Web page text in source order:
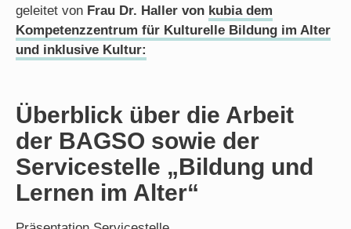
geleitet von Frau Dr. Haller von kubia dem
Kompetenzzentrum für Kulturelle Bildung im Alter
und inklusive Kultur:
Überblick über die Arbeit
der BAGSO sowie der
Servicestelle „Bildung und
Lernen im Alter“